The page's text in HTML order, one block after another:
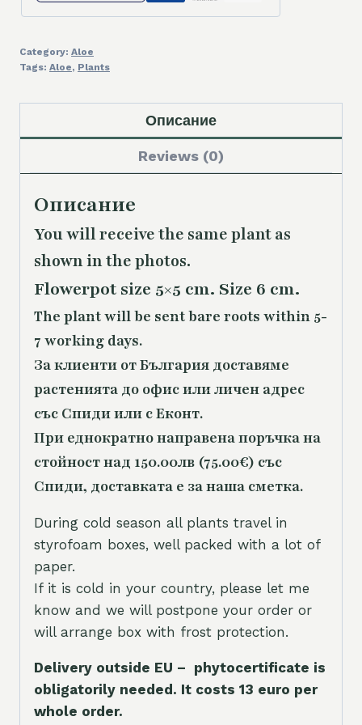
Category: Aloe
Tags: Aloe, Plants
Описание
Reviews (0)
Описание
You will receive the same plant as
shown in the photos.
Flowerpot size 5×5 cm. Size 6 cm.
The plant will be sent bare roots within 5-
7 working days.
За клиенти от България доставяме
растенията до офис или личен адрес
със Спиди или с Еконт.
При еднократно направена поръчка на
стойност над 150.00лв (75.00€) със
Спиди, доставката е за наша сметка.
During cold season all plants travel in
styrofoam boxes, well packed with a lot of
paper.
If it is cold in your country, please let me
know and we will postpone your order or
will arrange box with frost protection.
Delivery outside EU – phytocertificate is
obligatorily needed. It costs 13 euro per
whole order.